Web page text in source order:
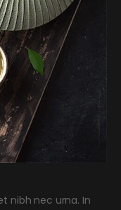
nibh nec urna. In